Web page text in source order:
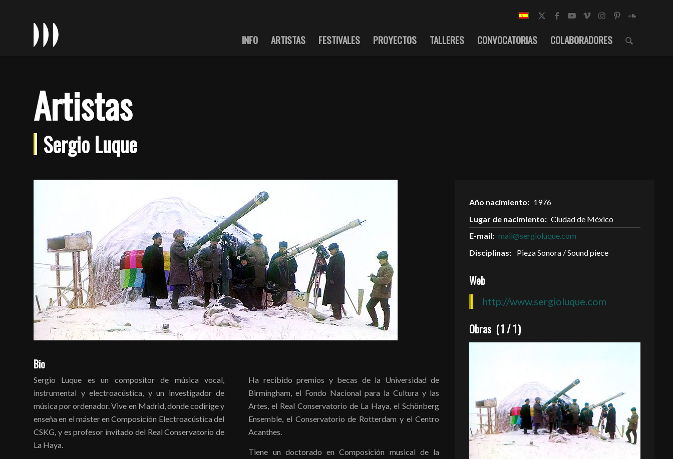
INFO ARTISTAS FESTIVALES PROYECTOS TALLERES CONVOCATORIAS COLABORADORES
Artistas
Sergio Luque
Bio
Sergio Luque es un compositor de música vocal,
instrumental y electroacústica, y un investigador de
música por ordenador. Vive en Madrid, donde codirige y
enseña en el máster en Composición Electroacústica del
CSKG, y es profesor invitado del Real Conservatorio de
La Haya.
Ha recibido premios y becas de la Universidad de
Birmingham, el Fondo Nacional para la Cultura y las
Artes, el Real Conservatorio de La Haya, el Schönberg
Ensemble, el Conservatorio de Rotterdam y el Centro
Acanthes.
Tiene un doctorado en Composición musical de la
Año nacimiento: 1976
Lugar de nacimiento: Ciudad de México
E-mail: mail@sergioluque.com
Disciplinas:
Pieza Sonora / Sound piece
Web
http://www.sergioluque.com
Obras (1 /1)